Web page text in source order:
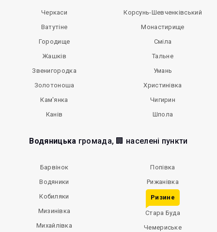
Черкаси
Ватутіне
Городище
Жашків
Звенигородка
Золотоноша
Кам'янка
Канів
Корсунь-Шевченківський
Монастирище
Сміла
Тальне
Умань
Христинівка
Чигирин
Шпола
Водяницька громада, 🏢 населені пункти
Барвінок
Водяники
Кобиляки
Мизинівка
Михайлівка
Попівка
Рижанівка
Ризине
Стара Буда
Чемериське